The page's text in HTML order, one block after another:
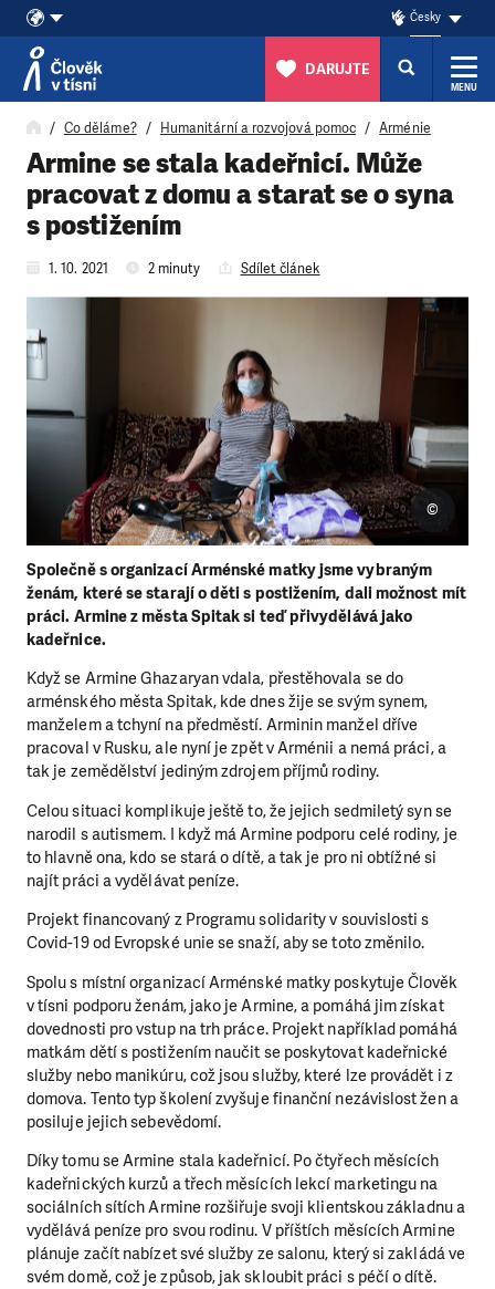
Přeskočit na obsah
Česky
DARUJTE
MENU
Co děláme? Humanitární a rozvojová pomoc Arménie
Armine se stala kadeřnicí. Může
pracovat z domu a starat se o syna
s postižením
1. 10. 2021 2 minuty Sdílet článek
Společně s organizací Arménské matky jsme vybraným
ženám, které se starají o děti s postižením, dali možnost mít
práci. Armine z města Spitak si teď přivydělává jako
kadeřnice.
©
Když se Armine Ghazaryan vdala, přestěhovala se do
arménského města Spitak, kde dnes žije se svým synem,
manželem a tchyní na předměstí. Arminin manžel dříve
pracoval v Rusku, ale nyní je zpět v Arménii a nemá práci, a
tak je zemědělství jediným zdrojem příjmů rodiny.
Celou situaci komplikuje ještě to, že jejich sedmiletý syn se
narodil s autismem. I když má Armine podporu celé rodiny, je
to hlavně ona, kdo se stará o dítě, a tak je pro ni obtížné si
najít práci a vydělávat peníze.
Projekt financovaný z Programu solidarity v souvislosti s
Covid-19 od Evropské unie se snaží, aby se toto změnilo.
Spolu s místní organizací Arménské matky poskytuje Člověk
v tísni podporu ženám, jako je Armine, a pomáhá jim získat
dovednosti pro vstup na trh práce. Projekt například pomáhá
matkám dětí s postižením naučit se poskytovat kadeřnické
služby nebo manikúru, což jsou služby, které lze provádět i z
domova. Tento typ školení zvyšuje finanční nezávislost žen a
posiluje jejich sebevědomí.
Díky tomu se Armine stala kadeřnicí. Po čtyřech měsících
kadeřnických kurzů a třech měsících lekcí marketingu na
sociálních sítích Armine rozšiřuje svoji klientskou základnu a
vydělává peníze pro svou rodinu. V příštích měsících Armine
plánuje začít nabízet své služby ze salonu, který si zakládá ve
svém domě, což je způsob, jak skloubit práci s péčí o dítě.